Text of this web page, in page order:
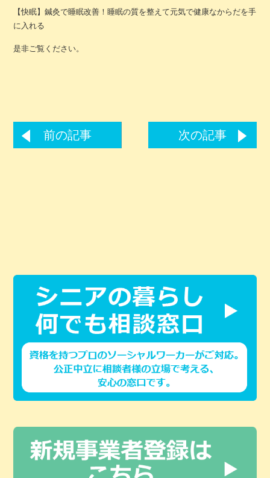
【快眠】鍼灸で睡眠改善！睡眠の質を整えて元気で健康なからだを手
に入れる
是非ご覧ください。
前の記事 次の記事